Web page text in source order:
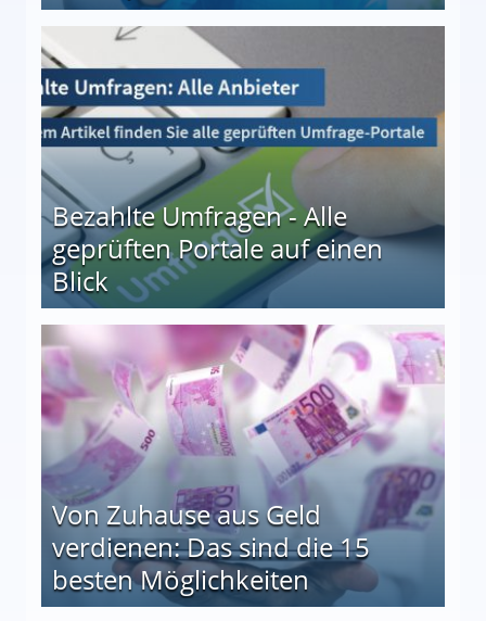
Bezahlte Umfragen - Alle
geprüften Portale auf einen
Blick
auf einen Blick
Von Zuhause aus Geld
verdienen: Das sind die 15
besten Möglichkeiten